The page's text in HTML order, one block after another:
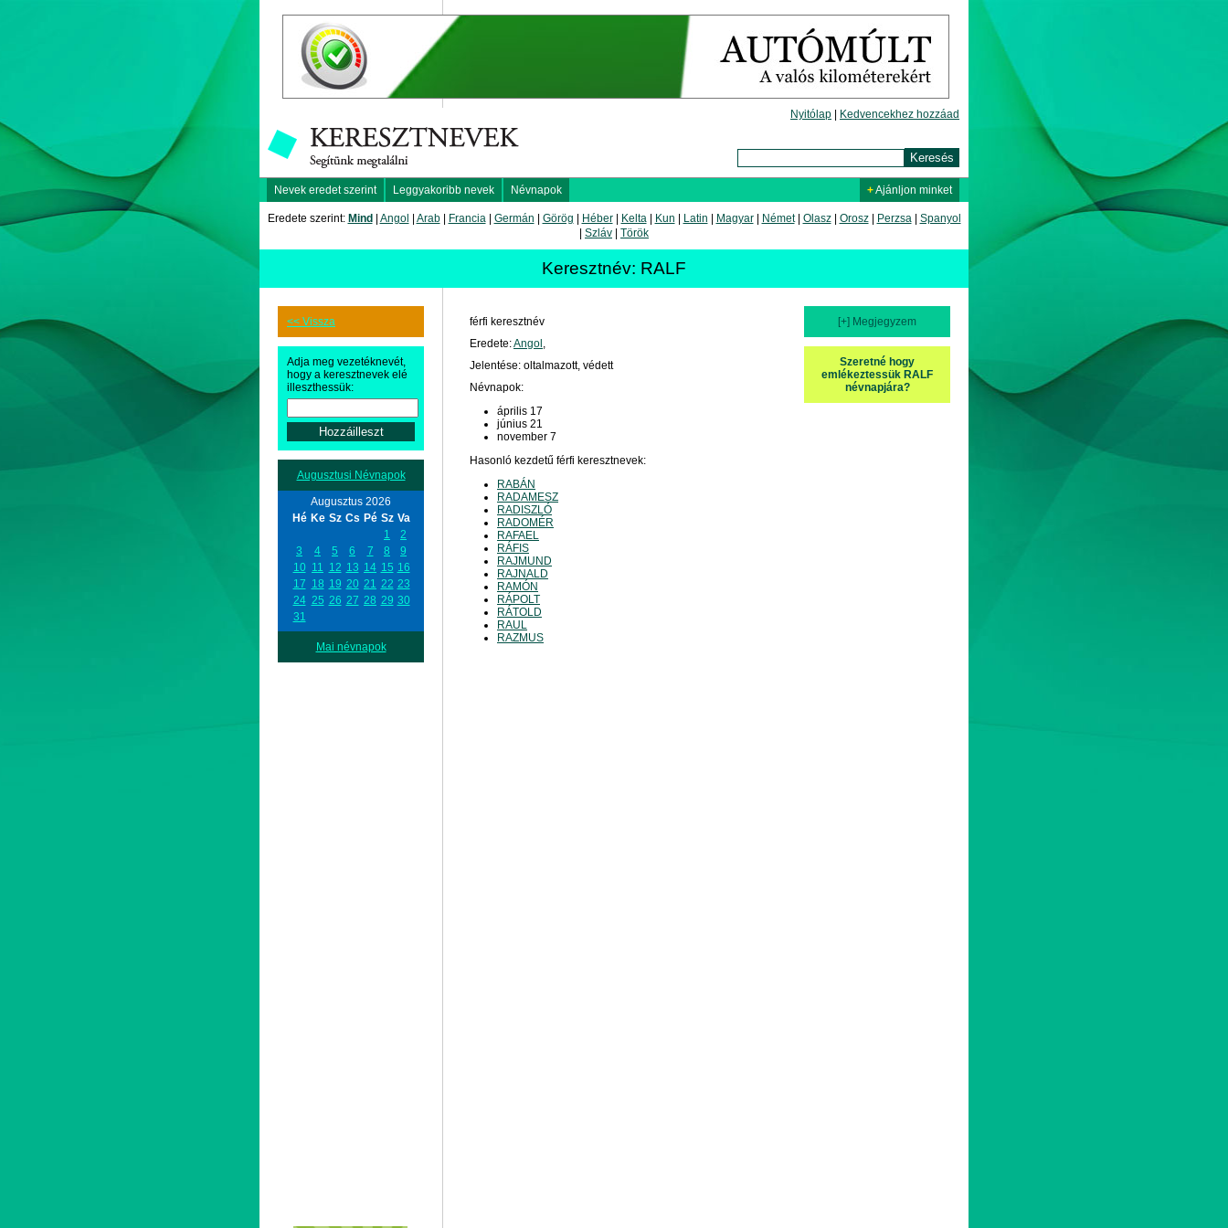
Nyitólap Kedvencekhez hozzáad
Nevek eredet szerint Leggyakoribb nevek Névnapok +Ajánljon minket
Eredete szerint: Mind Angol Arab| Francia| Germán Görög Héber| Kelta| Kun Latin Magyar| Német| Olasz| Orosz| Perzsa| Spanyol
Szláv Török
Keresztnév: RALF
<< Vissza
Adja meg vezetéknevét,
hogy a keresztnevek elé
illeszthessük:
Augusztusi Névnapok
Augusztus 2026
Hé Ke Sz Cs Pé Sz Va
1
2
3
4 5 6 7 8
9
10 11 12 13 14 15 16
17 18 19 20 21 22 23
24 25 26 27 28 29 30
31
Mai névnapok
[+] Megjegyzem
Szeretné hogy
emlékeztessük RALF
névnapjára?
férfi keresztnév
Eredete:Angol ,
Jelentése: oltalmazott, védett
Névnapok:
április 17
június 21
november 7
Hasonló kezdetű férfi keresztnevek:
RABÁN
RADAMESZ
RADISZLÓ
RADOMÉR
RAFAEL
RÁFIS
RAJMUND
RAJNALD
RAMÓN
RÁPOLT
RÁTOLD
RAUL
RAZMUS